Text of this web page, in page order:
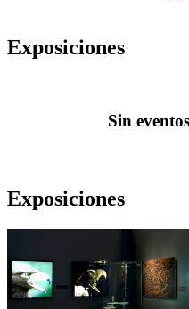
Exposiciones
Sin
Exposiciones